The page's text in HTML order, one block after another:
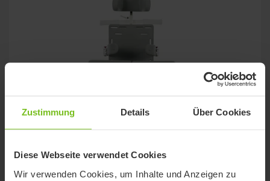
Zustimmung Details Über Cookies
Diese Webseite verwendet Cookies
Wir verwenden Cookies, um Inhalte und Anzeigen zu